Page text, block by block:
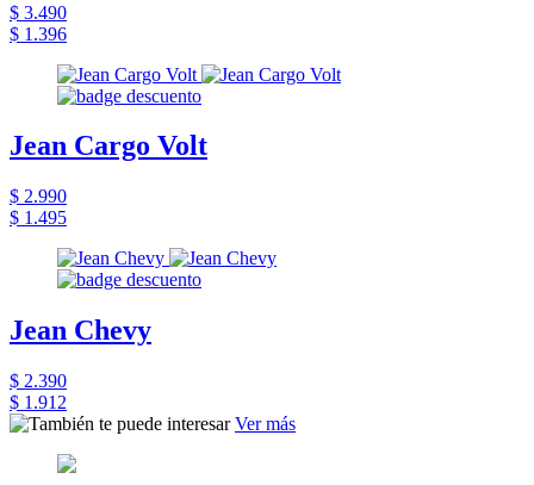
$ 3.490
$ 1.396
Jean Cargo Volt
$ 2.990
$ 1.495
Jean Chevy
$ 2.390
$ 1.912
Ver más